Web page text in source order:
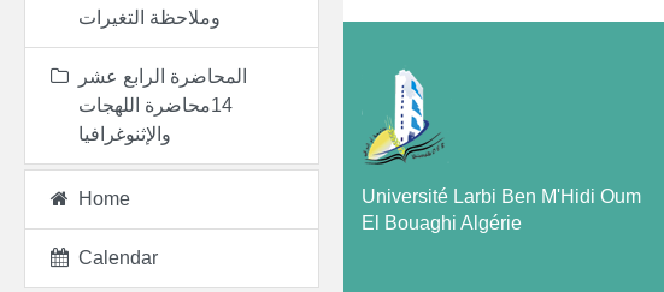
وملاحظة التغيرات
المحاضرة الرابع عشر
14محاضرة اللهجات
والإثنوغرافيا
Home
Calendar
Université Larbi Ben M'Hidi Oum
El Bouaghi Algérie